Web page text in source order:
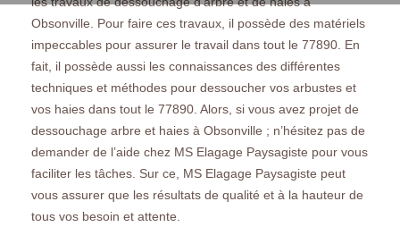
Obsonville. Pour faire ces travaux, il possède des matériels
impeccables pour assurer le travail dans tout le 77890. En
fait, il possède aussi les connaissances des différentes
techniques et méthodes pour dessoucher vos arbustes et
vos haies dans tout le 77890. Alors, si vous avez projet de
dessouchage arbre et haies à Obsonville ; n’hésitez pas de
demander de l’aide chez MS Elagage Paysagiste pour vous
faciliter les tâches. Sur ce, MS Elagage Paysagiste peut
vous assurer que les résultats de qualité et à la hauteur de
tous vos besoin et attente.